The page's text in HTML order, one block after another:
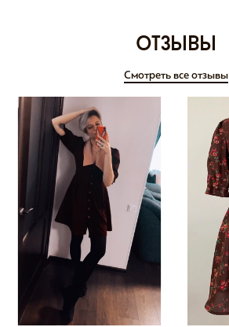
отзывы
Смотреть все отзывы